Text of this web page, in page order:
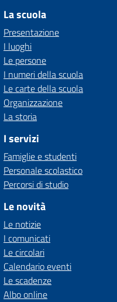
La scuola
Presentazione
I luoghi
Le persone
I numeri della scuola
Le carte della scuola
Organizzazione
La storia
I servizi
Famiglie e studenti
Personale scolastico
Percorsi di studio
Le novità
Le notizie
I comunicati
Le circolari
Calendario eventi
Le scadenze
Albo online